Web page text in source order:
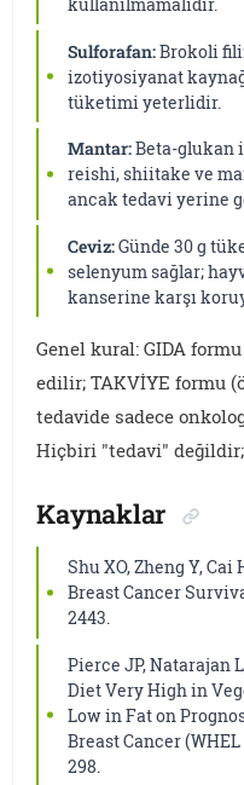
Sulforafan:Brokoli
izotiyosiyanat
tüketimi yeterlidir.
Mantar:Beta-glukan
reishi, shiitake ve
ancak tedavi yerine
Ceviz:Günde 30 g
selenyum sağlar;
kanserine karşı
Genel kural: GIDA
edilir; TAKVİYE formu
tedavide sadece
Hiçbiri "tedavi" değildir;
Kaynaklar
Shu XO, Zheng Y,
Breast Cancer
2443.
Pierce JP, Natarajan
Diet Very High in
Low in Fat on
Breast Cancer
298.